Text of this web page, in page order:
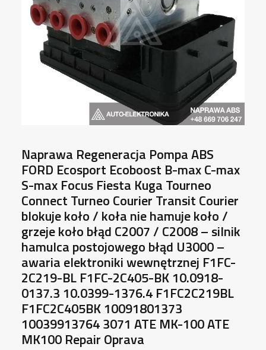
FAQ
KONTAKT
Naprawa Regeneracja Pompa ABS
FORD Ecosport Ecoboost B-max C-max
S-max Focus Fiesta Kuga Tourneo
Connect Turneo Courier Transit Courier
blokuje koło / koła nie hamuje koło /
grzeje koło błąd C2007 / C2008 – silnik
hamulca postojowego błąd U3000 –
awaria elektroniki wewnętrznej F1FC-
2C219-BL F1FC-2C405-BK 10.0918-
0137.3 10.0399-1376.4 F1FC2C219BL
F1FC2C405BK 10091801373
10039913764 3071 ATE MK-100 ATE
MK100 Repair Oprava